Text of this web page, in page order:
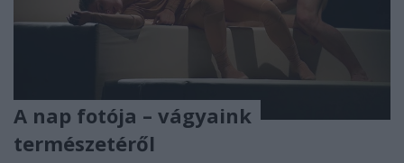
A nap fotója – vágyaink
természetéről